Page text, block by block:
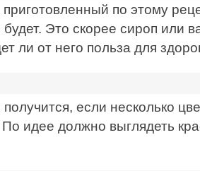
приготовленный по этому
Это скорее сироп или
ли от него польза для
если несколько
идее должно выглядеть